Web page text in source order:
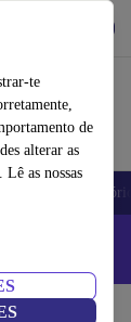
te
de
alterar as
as nossas